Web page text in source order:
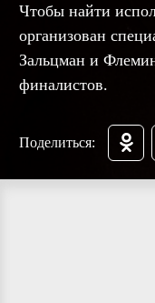
Чтобы найти
организован
Зальцман и
финалистов.
Поделиться: